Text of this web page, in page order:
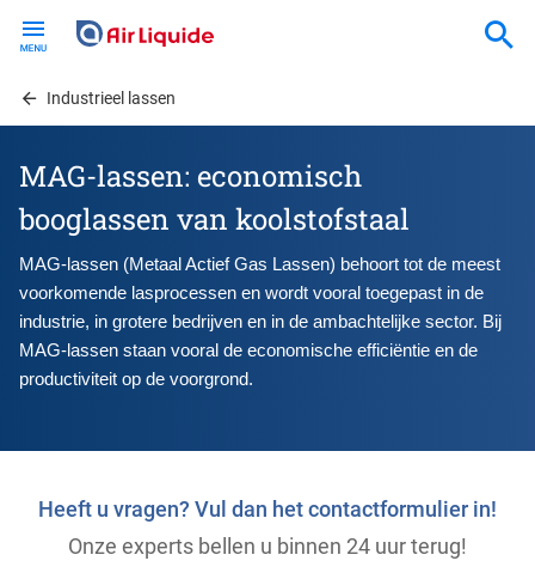
contentIndustrieel lassen
MAG-lassen: economisch
booglassen van koolstofstaal
MAG-lassen (Metaal Actief Gas Lassen) behoort tot de meest
voorkomende lasprocessen en wordt vooral toegepast in de
industrie, in grotere bedrijven en in de ambachtelijke sector. Bij
MAG-lassen staan vooral de economische efficiëntie en de
productiviteit op de voorgrond.
Heeft u vragen? Vul dan het contactformulier in!
Onze experts bellen u binnen 24 uur terug!